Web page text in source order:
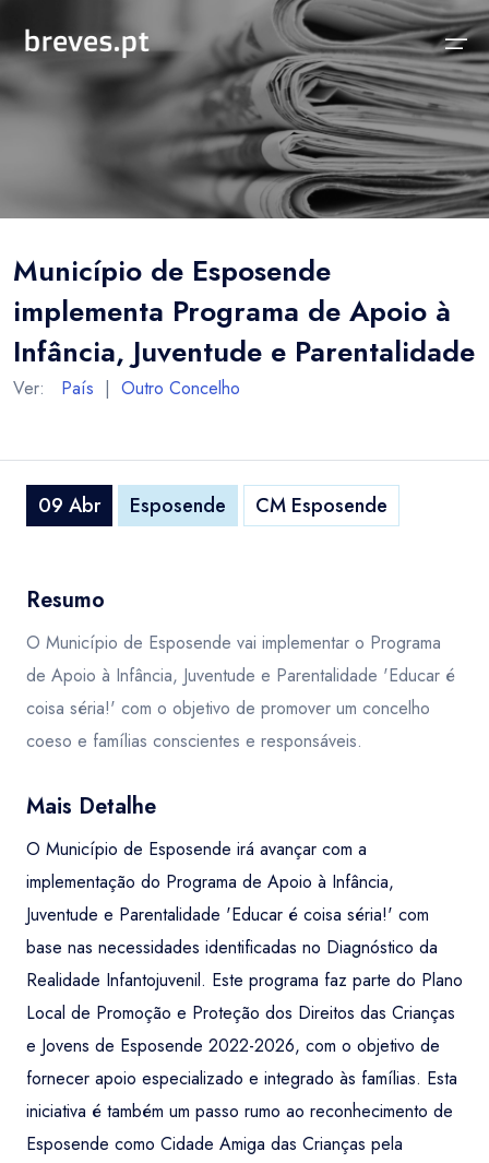
Notícias
Concelhos Vizinhos
Distrito
País
Sobre
Funcionalidades
As nossas Fontes
Perguntas Frequentes
Município de Esposende
implementa Programa de Apoio à
Infância, Juventude e Parentalidade
Ver: País | Outro Concelho
09 Abr Esposende CM Esposende
Resumo
O Município de Esposende vai implementar o Programa
de Apoio à Infância, Juventude e Parentalidade 'Educar é
coisa séria!' com o objetivo de promover um concelho
coeso e famílias conscientes e responsáveis.
Mais Detalhe
O Município de Esposende irá avançar com a
implementação do Programa de Apoio à Infância,
Juventude e Parentalidade 'Educar é coisa séria!' com
base nas necessidades identificadas no Diagnóstico da
Realidade Infantojuvenil. Este programa faz parte do Plano
Local de Promoção e Proteção dos Direitos das Crianças
e Jovens de Esposende 2022-2026, com o objetivo de
fornecer apoio especializado e integrado às famílias. Esta
iniciativa é também um passo rumo ao reconhecimento de
Esposende como Cidade Amiga das Crianças pela